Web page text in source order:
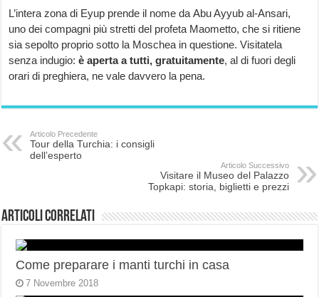
L’intera zona di Eyup prende il nome da Abu Ayyub al-Ansari,
uno dei compagni più stretti del profeta Maometto, che si ritiene
sia sepolto proprio sotto la Moschea in questione. Visitatela
senza indugio:è aperta a tutti, gratuitamente, al di fuori degli
orari di preghiera, ne vale davvero la pena.
Articolo Precedente
Tour della Turchia: i consigli
dell’esperto
Articolo Successivo
Visitare il Museo del Palazzo
Topkapi: storia, biglietti e prezzi
Articoli correlati
Come preparare i manti turchi in casa
7 Novembre 2018